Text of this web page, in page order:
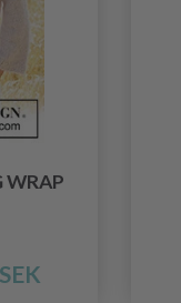
WRAP